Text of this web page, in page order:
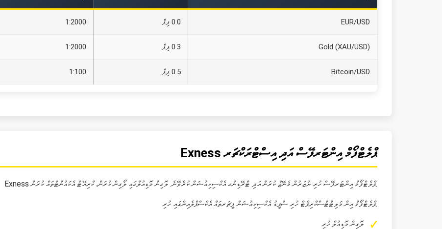
EUR/USD 0.0 ޕިޕް 1:2000
Gold (XAU/USD) 0.3 ޕިޕް 1:2000
Bitcoin/USD 0.5 ޕިޕް 1:100
Exness ޕްލެޓްފޯމް އިންޓަރފޭސް އަދި އިސްޓްރަކްޗަރ
Exness ޕްލެޓްފޯމް އިންޓަރފޭސް ހުރި ޔުޒަރުން މެނޭޖް ކުރަން އަދި ޓްރޭޑިންގ އެކްސިކިއުޝަން ކުރެވޭނެ. ލޮގިން މޮޑިއުލްގައި ލޯގިން ކުރަން، ކްރިއޭޓް އެކައުންޓްތައް ކުރަން.
ޕްލެޓްފޯމް އިން މަލިޓްޓްސްކްރިޕްޓް ހުރި ސްޕީޑު އެކްސިކިއުޝަން ފީޗަރތައް އެކްސްޕްލެއިންގައި ހުރި.
ލޮގިން މޮޑިއުލް ހުރި